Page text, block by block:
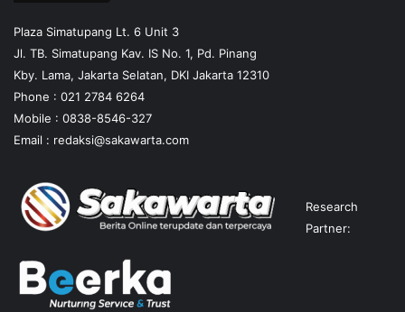
Plaza Simatupang Lt. 6 Unit 3
Jl. TB. Simatupang Kav. IS No. 1, Pd. Pinang
Kby. Lama, Jakarta Selatan, DKI Jakarta 12310
Phone : 021 2784 6264
Mobile : 0838-8546-327
Email : redaksi@sakawarta.com
Research
Partner: